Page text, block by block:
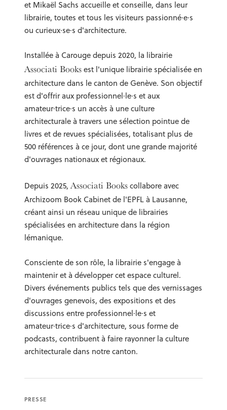
et Mikaël Sachs accueille et conseille, dans leur
librairie, toutes et tous les visiteurs passionné·e·s
ou curieux·se·s d'architecture.
Installée à Carouge depuis 2020, la librairie
Associati Booksest l'unique librairie spécialisée en
architecture dans le canton de Genève. Son objectif
est d'offrir aux professionnel·le·s et aux
amateur·trice·s un accès à une culture
architecturale à travers une sélection pointue de
livres et de revues spécialisées, totalisant plus de
500 références à ce jour, dont une grande majorité
d'ouvrages nationaux et régionaux.
Depuis 2025, Associati Bookscollabore avec
Archizoom Book Cabinet de l'EPFL à Lausanne,
créant ainsi un réseau unique de librairies
spécialisées en architecture dans la région
lémanique.
Consciente de son rôle, la librairie s'engage à
maintenir et à développer cet espace culturel.
Divers événements publics tels que des vernissages
d'ouvrages genevois, des expositions et des
discussions entre professionnel·le·s et
amateur·trice·s d'architecture, sous forme de
podcasts, contribuent à faire rayonner la culture
architecturale dans notre canton.
PRESSE